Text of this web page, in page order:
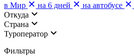
в Мир
на 6 дней на автобусе
Откуда
Страна
Туроператор
Фильтры